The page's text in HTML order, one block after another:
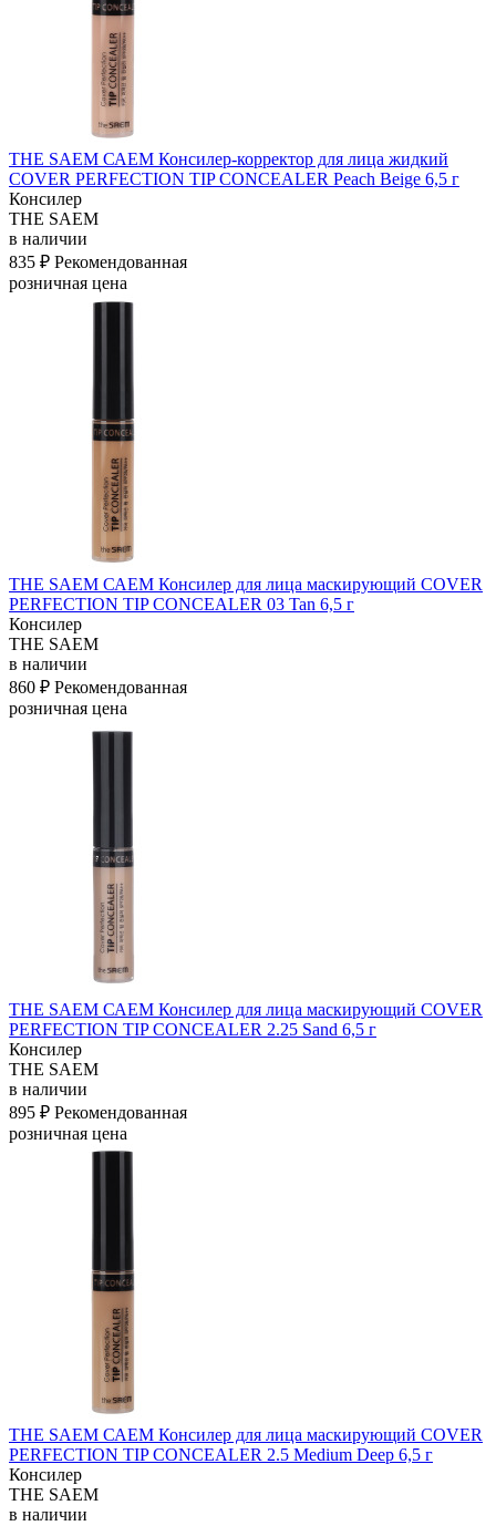
THE SAEM САЕМ Консилер-корректор для лица жидкий
COVER PERFECTION TIP CONCEALER Peach Beige 6,5 г
Консилер
THE SAEM
в наличии
835 ₽ Рекомендованная
розничная цена
THE SAEM САЕМ Консилер для лица маскирующий COVER
PERFECTION TIP CONCEALER 03 Tan 6,5 г
Консилер
THE SAEM
в наличии
860 ₽ Рекомендованная
розничная цена
THE SAEM САЕМ Консилер для лица маскирующий COVER
PERFECTION TIP CONCEALER 2.25 Sand 6,5 г
Консилер
THE SAEM
в наличии
895 ₽ Рекомендованная
розничная цена
THE SAEM САЕМ Консилер для лица маскирующий COVER
PERFECTION TIP CONCEALER 2.5 Medium Deep 6,5 г
Консилер
THE SAEM
в наличии